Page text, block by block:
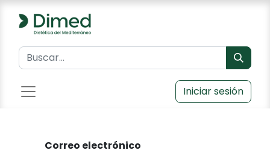
Iniciar sesión
Correo electrónico